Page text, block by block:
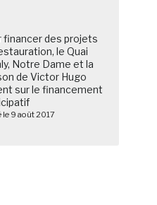
financer des projets
le Quai
Notre Dame et la
de Victor Hugo
sur le financement
le 9 août 2017